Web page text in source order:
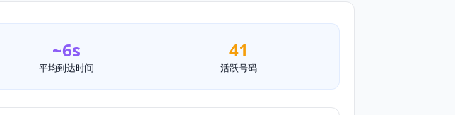
~6s
平均到达时间
41
活跃号码